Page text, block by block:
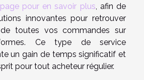
pour en savoir plus, afin de
innovantes pour retrouver
de toutes vos commandes sur
Ce type de service
un gain de temps significatif et
pour tout acheteur régulier.